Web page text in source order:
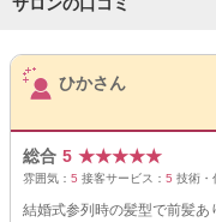
サロンPick
ひかさん
総合 5 ★★★★★
雰囲気： 5 接客サービス： 5 技術・
結婚式参列時の髪型で前髪